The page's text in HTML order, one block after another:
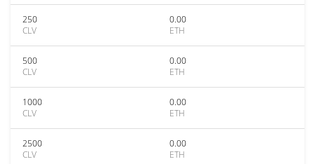
250
CLV
0.00
ETH
500
CLV
0.00
ETH
1000
CLV
0.00
ETH
2500
CLV
0.00
ETH